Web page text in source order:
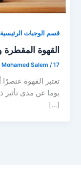
قسم الوجبات الرئيسية
القهوة المقطرة
Mohamed Salem /17 مايو، 2025
تعتبر القهوة
يوما عن مدى تأثير
[…]